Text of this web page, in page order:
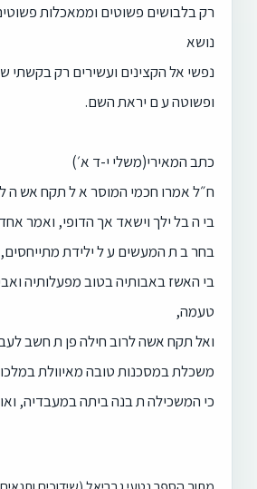
רק בלבושים פשוטים וממאכלות
נושא
נפשי אל הקצינים ועשירים רק בקשתי
ופשוטה ע ם יראת השם.
כתב המאירי(משלי י-ד א׳)
ח״ל אמרו חכמי המוסר א ל תקח אש ה
בי ה בל ילך וישאד אך הדופי, ואמר
בחר ב ת המעשים ע ל ילידת מתייחסים,
בי האשז באבותיה בטוב מפעלותיה
טעמה,
ואל תקח אשה לרוב חילה פן ת חשב
משכלת במסכנות טובה מאיוולת
כי המשכילה ת בנה ביתה במעבדיה,